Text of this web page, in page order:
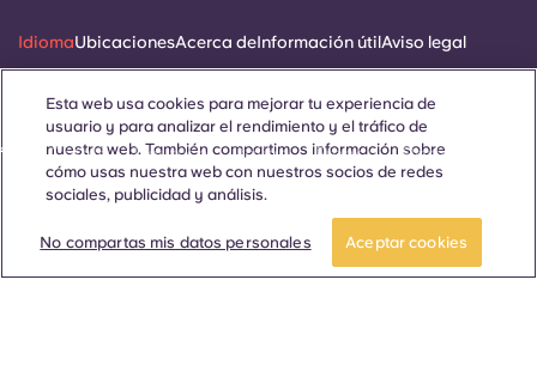
IdiomaUbicacionesAcerca deInformación útilAviso legal
Català Deutsch Italian French Portuguese
Esta web usa cookies para mejorar tu experiencia de
usuario y para analizar el rendimiento y el tráfico de
nuestra web. También compartimos información sobre
cómo usas nuestra web con nuestros socios de redes
sociales, publicidad y análisis.
No compartas mis datos personales Aceptar cookies